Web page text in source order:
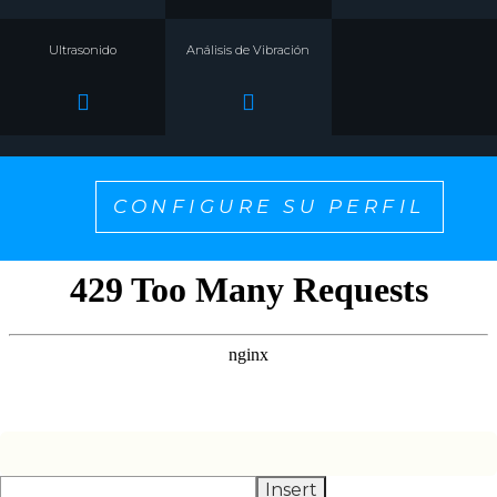
Ultrasonido Análisis de Vibración
CONFIGURE SU PERFIL
CONTENIDO QUE QUIERE VER!
Insert